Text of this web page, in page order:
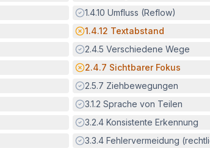
Erfüllt:
1.4.10 Umfluss (Reflow)
Potenzielle Barriere:
1.4.12 Textabstand
Erfüllt:
2.4.5 Verschiedene Wege
Potenzielle Barriere:
2.4.7 Sichtbarer Fokus
Erfüllt:
2.5.7 Ziehbewegungen
Erfüllt:
3.1.2 Sprache von Teilen
Erfüllt:
3.2.4 Konsistente Erkennung
Erfüllt:
3.3.4 Fehlervermeidung